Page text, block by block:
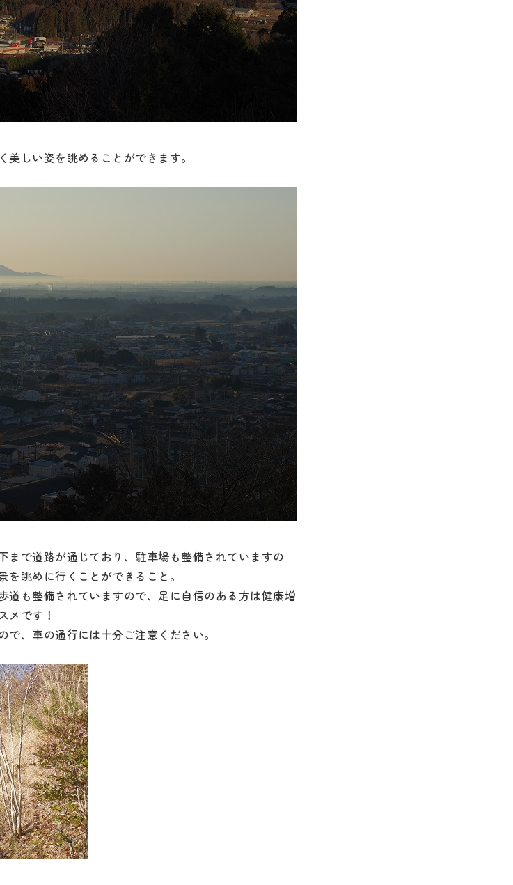
しい姿を眺めることができます。
まで道路が通じており、駐車場も整備されていますの
眺めに行くことができること。
道も整備されていますので、足に自信のある方は健康増
メです！
、車の通行には十分ご注意ください。